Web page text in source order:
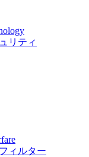
リティ
ィルター